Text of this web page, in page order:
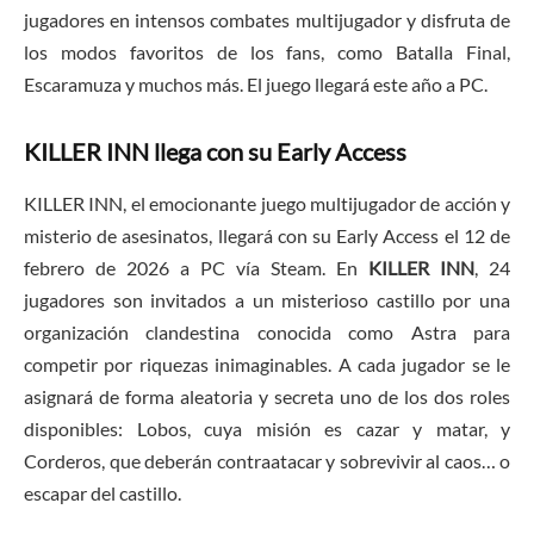
jugadores en intensos combates multijugador y disfruta de
los modos favoritos de los fans, como Batalla Final,
Escaramuza y muchos más. El juego llegará este año a PC.
KILLER INN llega con su Early Access
KILLER INN, el emocionante juego multijugador de acción y
misterio de asesinatos, llegará con su Early Access el 12 de
febrero de 2026 a PC vía Steam. En KILLER INN, 24
jugadores son invitados a un misterioso castillo por una
organización clandestina conocida como Astra para
competir por riquezas inimaginables. A cada jugador se le
asignará de forma aleatoria y secreta uno de los dos roles
disponibles: Lobos, cuya misión es cazar y matar, y
Corderos, que deberán contraatacar y sobrevivir al caos… o
escapar del castillo.